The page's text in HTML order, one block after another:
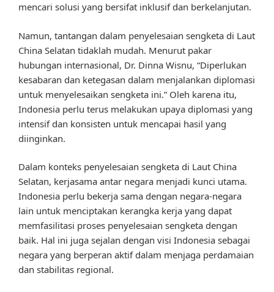
mencari solusi yang bersifat inklusif dan berkelanjutan.
Namun, tantangan dalam penyelesaian sengketa di Laut
China Selatan tidaklah mudah. Menurut pakar
hubungan internasional, Dr. Dinna Wisnu, “Diperlukan
kesabaran dan ketegasan dalam menjalankan diplomasi
untuk menyelesaikan sengketa ini.” Oleh karena itu,
Indonesia perlu terus melakukan upaya diplomasi yang
intensif dan konsisten untuk mencapai hasil yang
diinginkan.
Dalam konteks penyelesaian sengketa di Laut China
Selatan, kerjasama antar negara menjadi kunci utama.
Indonesia perlu bekerja sama dengan negara-negara
lain untuk menciptakan kerangka kerja yang dapat
memfasilitasi proses penyelesaian sengketa dengan
baik. Hal ini juga sejalan dengan visi Indonesia sebagai
negara yang berperan aktif dalam menjaga perdamaian
dan stabilitas regional.